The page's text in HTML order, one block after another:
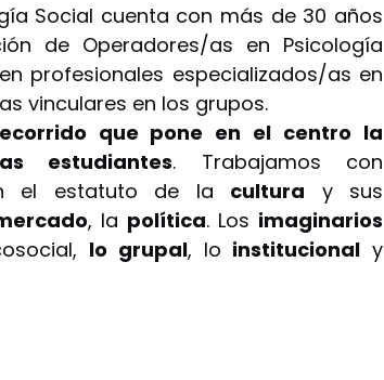
Social cuenta con más de 30 años
de Operadores/as en Psicología
profesionales especializados/as en
vinculares en los grupos.
que pone en el centro la
estudiantes. Trabajamos con
el estatuto de la cultura y sus
, la política. Los imaginarios
lo grupal, lo institucional y